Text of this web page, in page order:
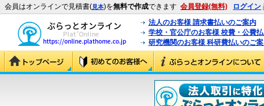
会員はオンラインで見積書(見本)を無料で作成できます 会員登録(無料) ログイン
法人のお客様 請求書払いのご案内
学校・官公庁のお客様 校費・公費
研究機関のお客様 科研費払いのご